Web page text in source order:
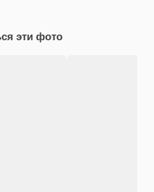
эти фото